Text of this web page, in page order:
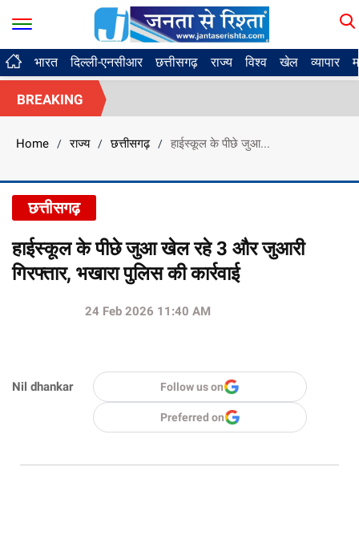
भारत दिल्ली-एनसीआर छत्तीसगढ़ राज्य विश्व खेल व्यापार
BREAKING
Home / राज्य / छत्तीसगढ़ / हाईस्कूल के पीछे जुआ...
छत्तीसगढ़
हाईस्कूल के पीछे जुआ खेल रहे 3 और जुआरी
गिरफ्तार, भखारा पुलिस की कार्रवाई
Nil dhankar
24 Feb 2026 11:40 AM
Follow us on
Preferred on